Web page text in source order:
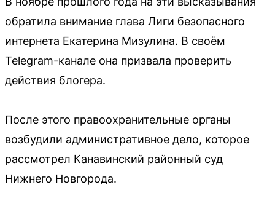
обратила внимание глава Лиги безопасного
интернета Екатерина Мизулина. В своём
Telegram-канале она призвала проверить
действия блогера.
После этого правоохранительные органы
возбудили административное дело, которое
рассмотрел Канавинский районный суд
Нижнего Новгорода.